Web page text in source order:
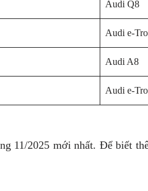
Audi Q8
Audi e-
Audi A8
Audi e-
11/2025 mới nhất. Để biết